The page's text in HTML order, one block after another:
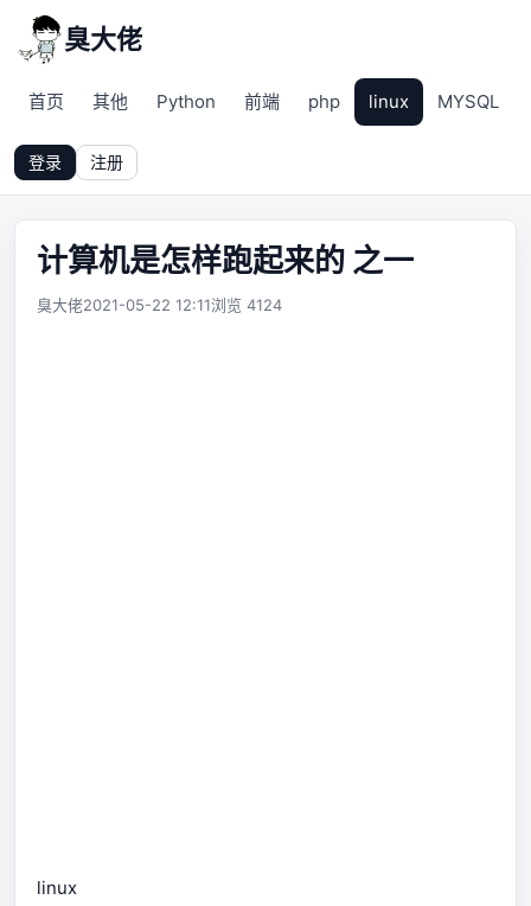
臭大佬
首页 其他 Python 前端 php linux MYSQL
登录 注册
计算机是怎样跑起来的 之一
臭大佬2021-05-22 12:11浏览 4124
linux